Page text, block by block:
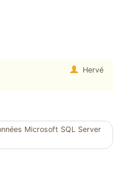
Hervé
Microsoft SQL Server